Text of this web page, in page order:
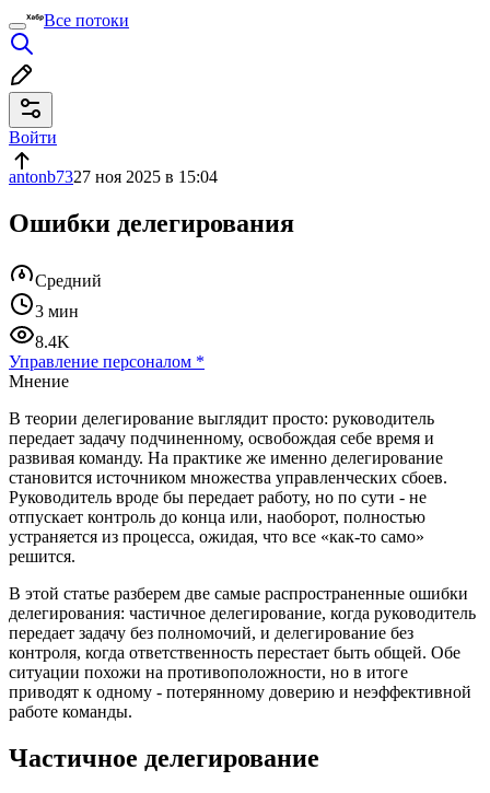
Все потоки
Войти
antonb7327 ноя 2025 в 15:04
Ошибки делегирования
Средний
3 мин
8.4K
Управление персоналом *
Мнение
В теории делегирование выглядит просто: руководитель
передает задачу подчиненному, освобождая себе время и
развивая команду. На практике же именно делегирование
становится источником множества управленческих сбоев.
Руководитель вроде бы передает работу, но по сути - не
отпускает контроль до конца или, наоборот, полностью
устраняется из процесса, ожидая, что все «как‑то само»
решится.
В этой статье разберем две самые распространенные ошибки
делегирования: частичное делегирование, когда руководитель
передает задачу без полномочий, и делегирование без
контроля, когда ответственность перестает быть общей. Обе
ситуации похожи на противоположности, но в итоге
приводят к одному - потерянному доверию и неэффективной
работе команды.
Частичное делегирование